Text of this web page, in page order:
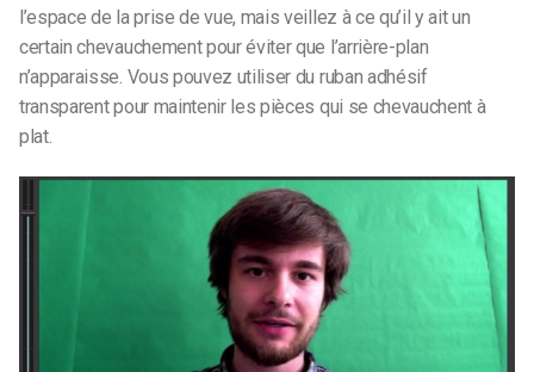
l’espace de la prise de vue, mais veillez à ce qu’il y ait un
certain chevauchement pour éviter que l’arrière-plan
n’apparaisse. Vous pouvez utiliser du ruban adhésif
transparent pour maintenir les pièces qui se chevauchent à
plat.